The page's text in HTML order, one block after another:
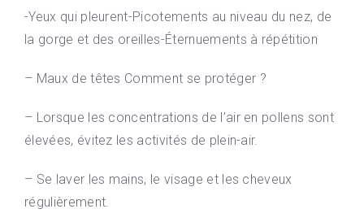
-Yeux qui pleurent-Picotements au niveau du nez, de
la gorge et des oreilles-Éternuements à répétition
– Maux de têtes Comment se protéger ?
– Lorsque les concentrations de l’air en pollens sont
élevées, évitez les activités de plein-air.
– Se laver les mains, le visage et les cheveux
régulièrement.